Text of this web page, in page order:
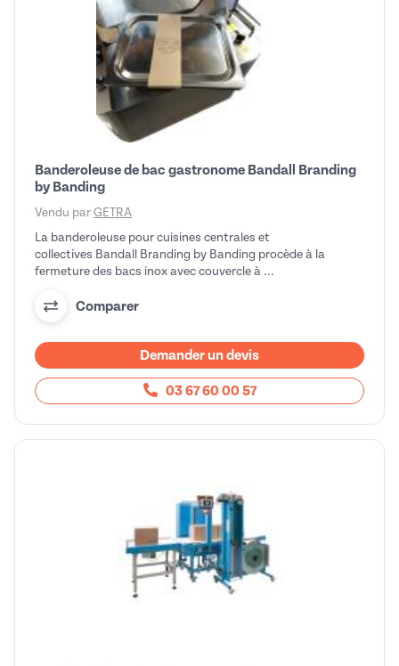
Banderoleuse de bac gastronome Bandall Branding
by Banding
Vendu par GETRA
La banderoleuse pour cuisines centrales et
collectives Bandall Branding by Banding procède à la
fermeture des bacs inox avec couvercle à ...
Comparer
Demander un devis
03 67 60 00 57